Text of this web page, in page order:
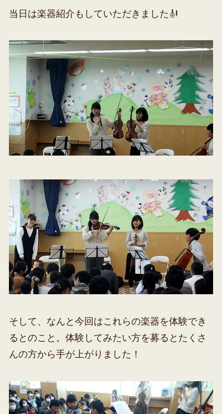
当日は楽器紹介もしていただきました🎻
そして、なんと今回はこれらの楽器を体験でき
るとのこと。体験してみたい方を募るとたくさ
んの方から手が上がりました！